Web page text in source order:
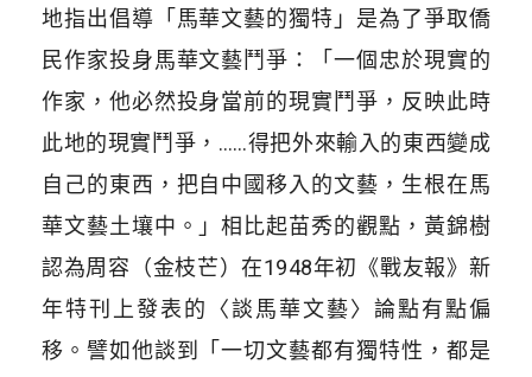
地指出倡導「馬華文藝的獨特」是為了爭取僑
民作家投身馬華文藝鬥爭：「一個忠於現實的
作家，他必然投身當前的現實鬥爭，反映此時
此地的現實鬥爭，……得把外來輸入的東西變成
自己的東西，把自中國移入的文藝，生根在馬
華文藝土壤中。」相比起苗秀的觀點，黃錦樹
認為周容（金枝芒）在1948年初《戰友報》新
年特刊上發表的〈談馬華文藝〉論點有點偏
移。譬如他談到「一切文藝都有獨特性，都是